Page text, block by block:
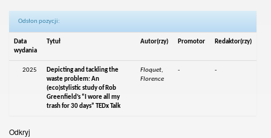
Odsłon pozycji:
Data
wydania
Tytuł Autor(rzy) Promotor Redaktor(rzy)
2025
Depicting and tackling the
waste problem: An
(eco)stylistic study of Rob
Greenfield’s “I wore all my
trash for 30 days” TEDx Talk
Floquet,
Florence
- -
Odkryj